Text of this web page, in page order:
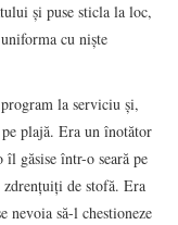
și puse sticla la loc,
cu niște
la serviciu și,
plajă. Era un înotător
găsise într-o seară pe
de stofă. Era
nevoia să-l chestioneze